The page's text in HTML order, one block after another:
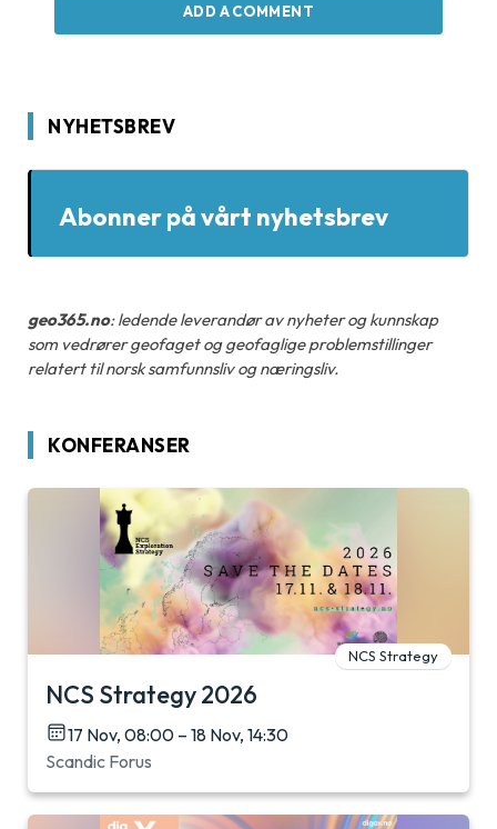
ADD A COMMENT
NYHETSBREV
Abonner på vårt nyhetsbrev
geo365.no: ledende leverandør av nyheter og kunnskap
som vedrører geofaget og geofaglige problemstillinger
relatert til norsk samfunnsliv og næringsliv.
KONFERANSER
NCS Strategy
NCS Strategy 2026
17 Nov, 08:00 – 18 Nov, 14:30
Scandic Forus